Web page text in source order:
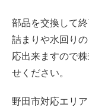
部品を交換して
詰まりや水回り
応出来ますので
せください。
野田市対応エリア